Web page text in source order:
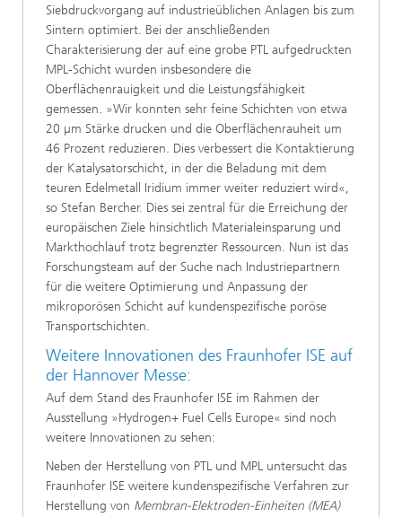
Siebdruckvorgang auf industrieüblichen Anlagen bis zum
Sintern optimiert. Bei der anschließenden
Charakterisierung der auf eine grobe PTL aufgedruckten
MPL-Schicht wurden insbesondere die
Oberflächenrauigkeit und die Leistungsfähigkeit
gemessen. »Wir konnten sehr feine Schichten von etwa
20 µm Stärke drucken und die Oberflächenrauheit um
46 Prozent reduzieren. Dies verbessert die Kontaktierung
der Katalysatorschicht, in der die Beladung mit dem
teuren Edelmetall Iridium immer weiter reduziert wird«,
so Stefan Bercher. Dies sei zentral für die Erreichung der
europäischen Ziele hinsichtlich Materialeinsparung und
Markthochlauf trotz begrenzter Ressourcen. Nun ist das
Forschungsteam auf der Suche nach Industriepartnern
für die weitere Optimierung und Anpassung der
mikroporösen Schicht auf kundenspezifische poröse
Transportschichten.
Weitere Innovationen des Fraunhofer ISE auf
der Hannover Messe:
Auf dem Stand des Fraunhofer ISE im Rahmen der
Ausstellung »Hydrogen+ Fuel Cells Europe« sind noch
weitere Innovationen zu sehen:
Neben der Herstellung von PTL und MPL untersucht das
Fraunhofer ISE weitere kundenspezifische Verfahren zur
Herstellung von Membran-Elektroden-Einheiten (MEA)